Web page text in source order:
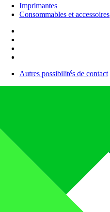
Imprimantes
Consommables et accessoires
Autres possibilités de contact